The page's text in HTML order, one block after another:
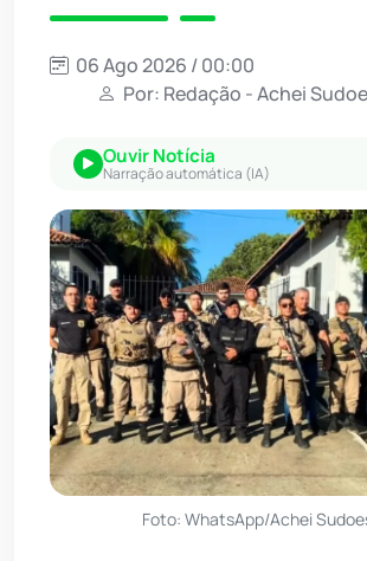
06 Ago 2026 / 00:00
Por: Redação - Achei
Ouvir Notícia
Narração automática (IA)
Foto: WhatsApp/Achei